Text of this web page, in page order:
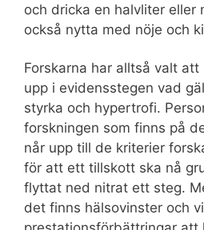
och dricka en halvliter eller
också nytta med nöje och
Forskarna har alltså valt
upp i evidensstegen vad
styrka och hypertrofi.
forskningen som finns på
når upp till de kriterier
för att ett tillskott ska nå
flyttat ned nitrat ett steg.
det finns hälsovinster och